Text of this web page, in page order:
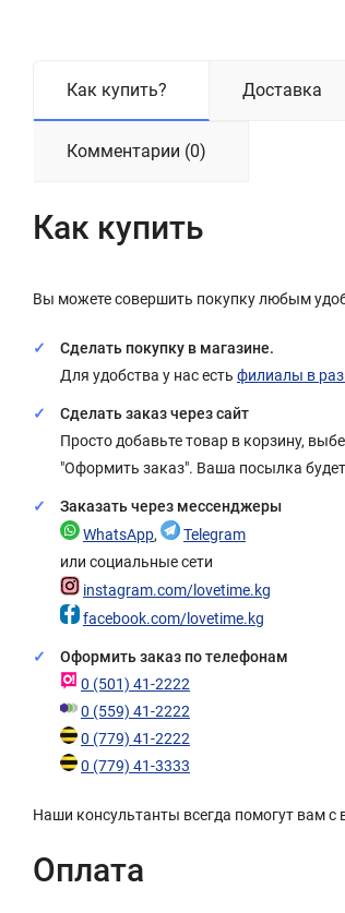
Как купить? Доставка
Комментарии (0)
Как купить
Вы можете совершить покупку любым
Сделать покупку в магазине.
Для удобства у нас есть филиалы в
Сделать заказ через сайт
Просто добавьте товар в корзину,
"Оформить заказ". Ваша посылка
Заказать через мессенджеры
WhatsApp,
Telegram
или социальные сети
instagram.com/lovetime.kg
facebook.com/lovetime.kg
Оформить заказ по телефонам
0 (501) 41-2222
0 (559) 41-2222
0 (779) 41-2222
0 (779) 41-3333
Наши консультанты всегда помогут вам с
Оплата